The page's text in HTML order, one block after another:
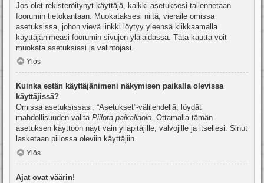
Jos olet rekisteröitynyt käyttäjä, kaikki asetuksesi tallennetaan
foorumin tietokantaan. Muokataksesi niitä, vieraile omissa
asetuksissa, johon vievä linkki löytyy yleensä klikkaamalla
käyttäjänimeäsi foorumin sivujen ylälaidassa. Tätä kautta voit
muokata asetuksiasi ja valintojasi.
Ylös
Kuinka estän käyttäjänimeni näkymisen paikalla olevissa
käyttäjissä?
Omissa asetuksissasi, “Asetukset”-välilehdellä, löydät
mahdollisuuden valita Piilota paikallaolo. Ottamalla tämän
asetuksen käyttöön näyt vain ylläpitäjille, valvojille ja itsellesi. Sinut
lasketaan piilossa oleviin käyttäjiin.
Ylös
Ajat ovat väärin!